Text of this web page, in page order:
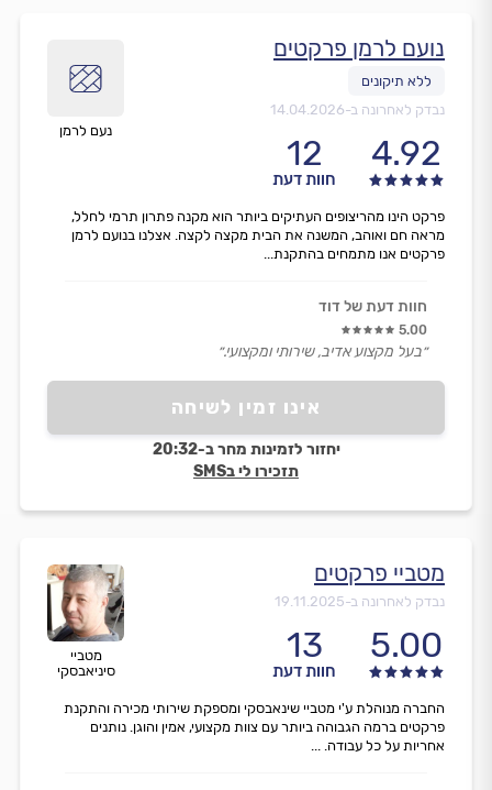
נעם לרמן
נועם לרמן פרקטים
נבדק לאחרונה ב-14.04.2026
4.92
12
חוות דעת
אינו זמין לשיחה
יחזור לזמינות מחר ב-20:32
תזכירו לי בSMS
פרקט הינו מהריצופים העתיקים ביותר הוא מקנה פתרון תרמי לחלל,
מראה חם ואוהב, המשנה את הבית מקצה לקצה. אצלנו בנועם לרמן
פרקטים אנו מתמחים בהתקנת...
חוות דעת של דוד
5.00
״בעל מקצוע אדיב, שירותי ומקצועי.״
מטביי
סיניאבסקי
מטביי פרקטים
נבדק לאחרונה ב-19.11.2025
5.00
13
חוות דעת
החברה מנוהלת ע'י מטביי שינאבסקי ומספקת שירותי מכירה והתקנת
פרקטים ברמה הגבוהה ביותר עם צוות מקצועי, אמין והוגן. נותנים
אחריות על כל עבודה. ...